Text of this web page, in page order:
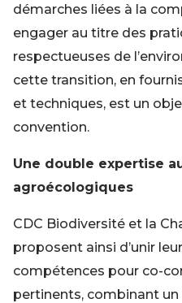
démarches liées à la
engager au titre des
respectueuses de
cette transition, en
et techniques, est un
convention.
Une double expertise
agroécologiques
CDC Biodiversité et la
proposent ainsi d’unir
compétences pour co-
pertinents, combinant